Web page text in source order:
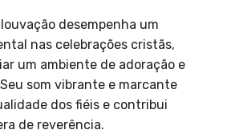
desempenha um
nas celebrações cristãs,
um ambiente de adoração e
som vibrante e marcante
dos fiéis e contribui
de reverência.